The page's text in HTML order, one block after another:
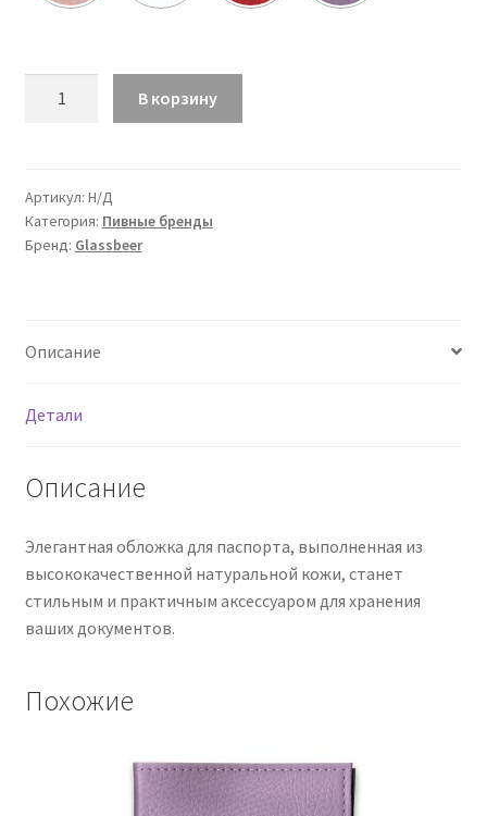
В корзину
Артикул: Н/Д
Категория: Пивные бренды
Бренд: Glassbeer
Описание
Детали
Описание
Элегантная обложка для паспорта, выполненная из
высококачественной натуральной кожи, станет
стильным и практичным аксессуаром для хранения
ваших документов.
Похожие